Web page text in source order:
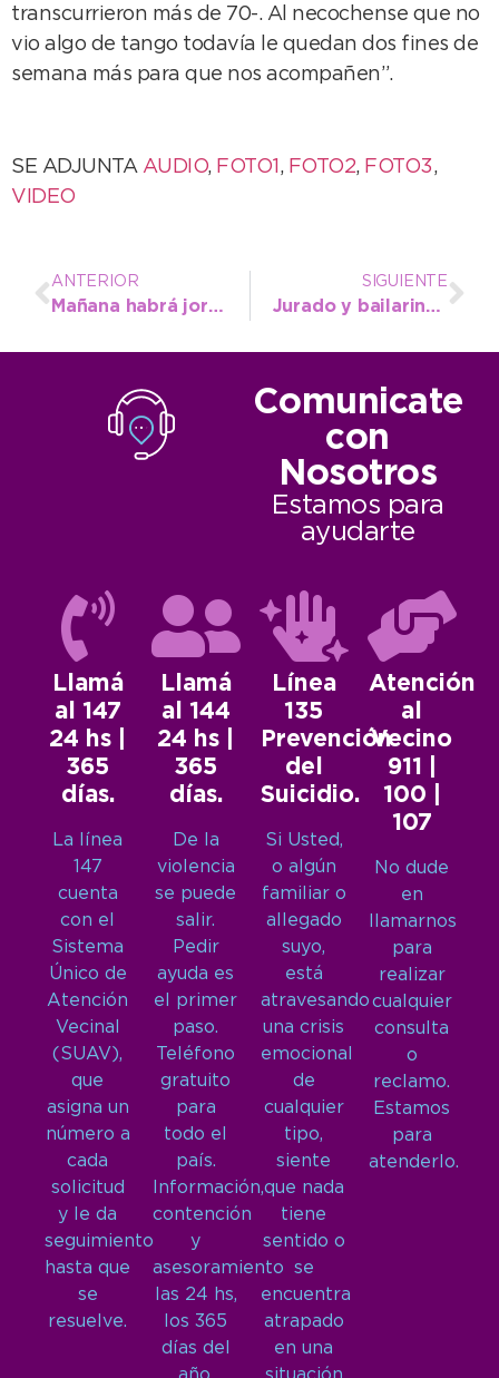
transcurrieron más de 70-. Al necochense que no
vio algo de tango todavía le quedan dos fines de
semana más para que nos acompañen”.
SE ADJUNTA AUDIO, FOTO1 , FOTO2, FOTO3,
VIDEO
ANTERIOR
Mañana habrá jornada de inspección de transportes escolares
SIGUIENTE
Jurado y bailarines destacaron la Ruta del Tango durante el campeonato de baile
Comunicate
con
Nosotros
Estamos para
ayudarte
Llamá
al 147
24 hs |
365
días.
La línea
147
cuenta
con el
Sistema
Único de
Atención
Vecinal
(SUAV),
que
asigna un
número a
cada
solicitud
y le da
seguimiento
hasta que
se
resuelve.
Llamá
al 144
24 hs |
365
días.
De la
violencia
se puede
salir.
Pedir
ayuda es
el primer
paso.
Teléfono
gratuito
para
todo el
país.
Información,
contención
y
asesoramiento
las 24 hs,
los 365
días del
Línea
135
Prevención
del
Suicidio.
Si Usted,
o algún
familiar o
allegado
suyo,
está
atravesando
una crisis
emocional
de
cualquier
tipo,
siente
que nada
tiene
sentido o
se
encuentra
atrapado
en una
Atención
al
Vecino
911 |
100 |
107
No dude
en
llamarnos
para
realizar
cualquier
consulta
o
reclamo.
Estamos
para
atenderlo.